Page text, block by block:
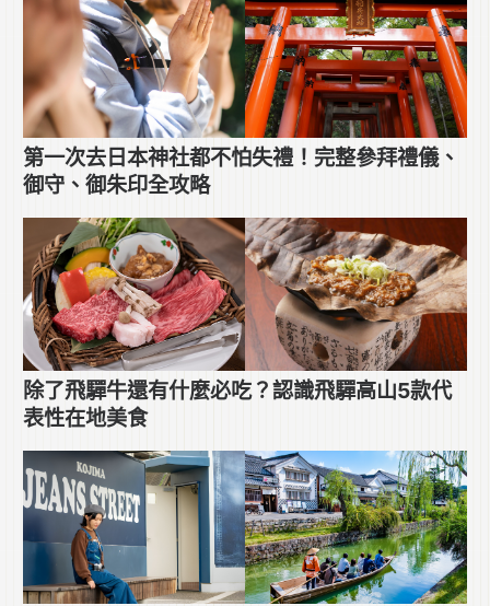
第一次去日本神社都不怕失禮！完整參拜禮儀、
御守、御朱印全攻略
除了飛驒牛還有什麼必吃？認識飛驒高山5款代
表性在地美食